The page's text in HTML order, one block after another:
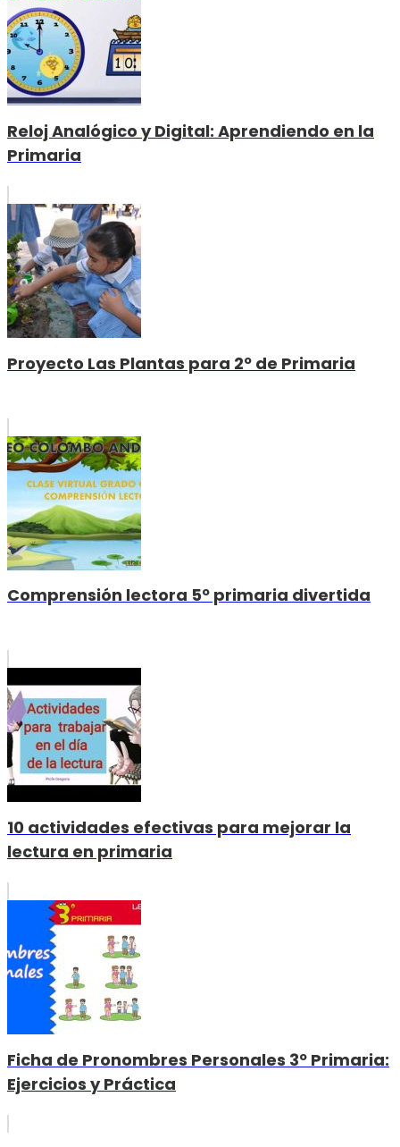
Reloj Analógico y Digital: Aprendiendo en la
Primaria
Proyecto Las Plantas para 2º de Primaria
Comprensión lectora 5º primaria divertida
10 actividades efectivas para mejorar la
lectura en primaria
Ficha de Pronombres Personales 3º Primaria:
Ejercicios y Práctica